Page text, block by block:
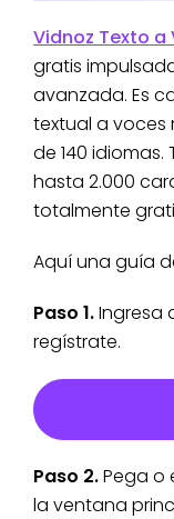
Vidnoz Texto a
gratis
avanzada. Es
textual a voces
de 140
hasta 2.000
totalmente
Aquí una guía
Paso 1.Ingresa
regístrate.
Paso 2.Pega o
la ventana